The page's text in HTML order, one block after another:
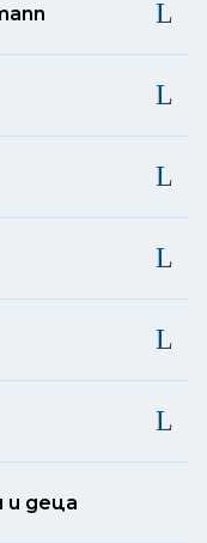
и деца